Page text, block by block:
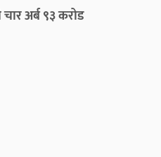
अर्ब ९३ करोड